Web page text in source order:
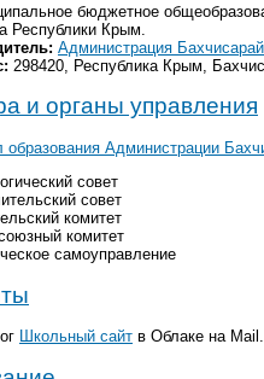
бюджетное
Республики Крым.
Администрация
298420, Республика Крым,
и органы управления
образования Администрации
совет
совет
комитет
комитет
самоуправление
Школьный сайт в Облаке на